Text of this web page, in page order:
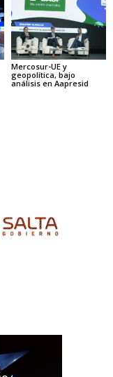
Mercosur-UE y
geopolítica, bajo
análisis en Aapresid